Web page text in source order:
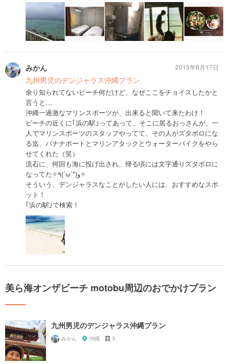
みかん
九州男児のデンジャラス沖縄プラン
余り知られてないビーチ何だけど、なぜここをチョイスしたかと
言うと…
沖縄一過激なマリンスポーツが、出来ると聞いて来たわけ！
ビーチの近くに｢浜の駅｣ってあって、そこに居るおっさんが、一
人でマリンスポーツのスタッフやってて、その人がズタボロにな
る迄、バナナボートとマリンアタックとウォーターバイクをやら
せてくれた（笑）
流石に、何回も海に投げ出され、帰る頃には文字通りズタボロに
なってた✧٩(ˊωˋ*)و✧
そういう、デンジャラスなことがしたい人には、おすすめなスポ
ット！
｢浜の駅｣で検索！
2015年8月17日
美ら海オンザビーチ motobu周辺のおでかけプラン
九州男児のデンジャラス沖縄プラン
みかん 沖縄 5